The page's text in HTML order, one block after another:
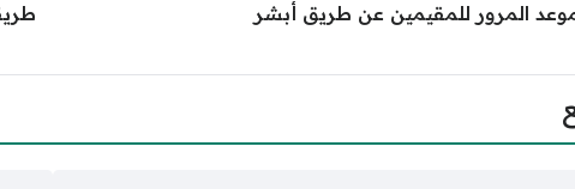
المرور للمقيمين عن طريق أبشر